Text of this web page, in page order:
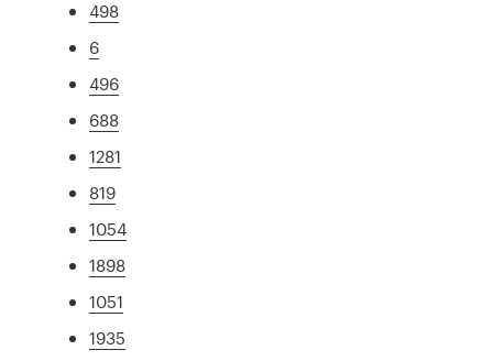
498
6
496
688
1281
819
1054
1898
1051
1935